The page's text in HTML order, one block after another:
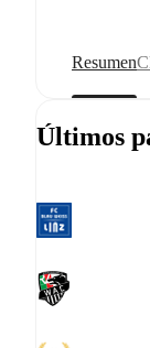
Resumen
Últimos